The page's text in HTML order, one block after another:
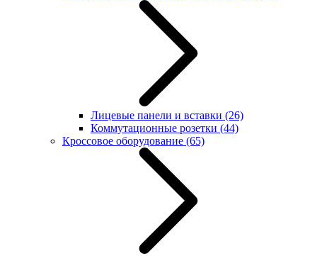
Лицевые панели и вставки (26)
Коммутационные розетки (44)
Кроссовое оборудование (65)